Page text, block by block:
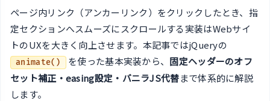
ページ内リンク（アンカーリンク）をクリックしたとき、指
定セクションへスムーズにスクロールする実装はWebサイ
トのUXを大きく向上させます。本記事ではjQueryの
animate() を使った基本実装から、 固定ヘッダーのオフ
セット補正・easing設定・バニラJS代替まで体系的に解説
します。